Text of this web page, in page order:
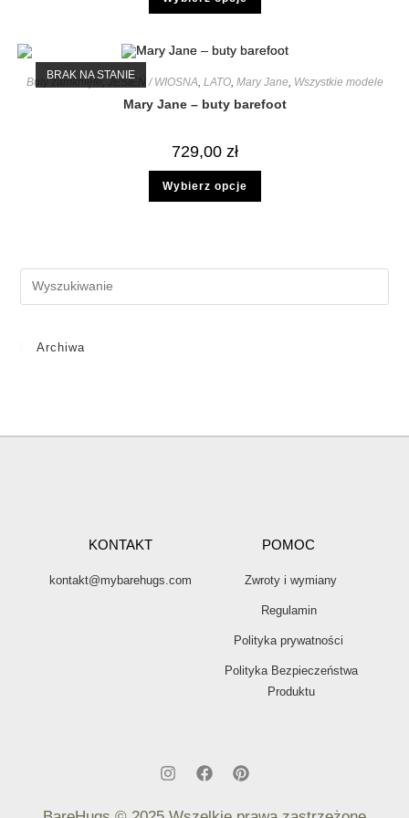
BRAK NA STANIE
Buty zamknięte,JESIEŃ / WIOSNA, LATO, Mary Jane, Wszystkie modele
Mary Jane – buty barefoot
729,00 zł
Wybierz opcje
Archiwa
KONTAKT
kontakt@mybarehugs.com
POMOC
Zwroty i wymiany
Regulamin
Polityka prywatności
Polityka Bezpieczeństwa
Produktu